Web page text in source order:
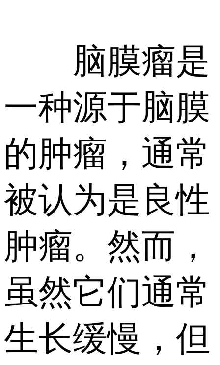
脑膜瘤是
一种源于脑膜
的肿瘤，通常
被认为是良性
肿瘤。然而，
虽然它们通常
生长缓慢，但